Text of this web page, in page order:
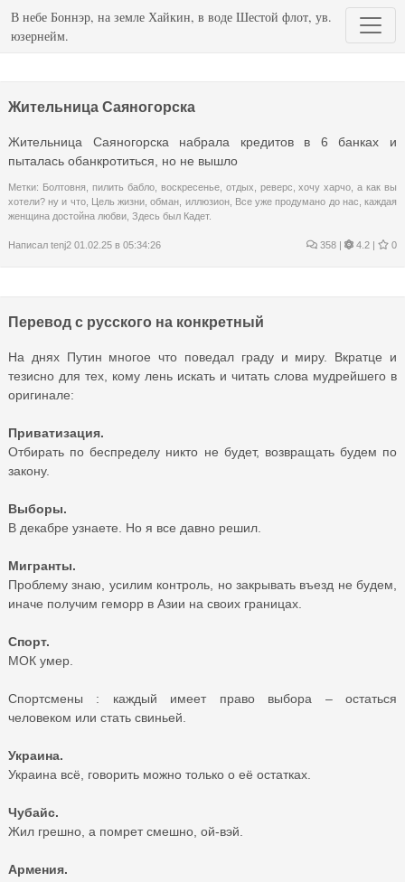
В небе Боннэр, на земле Хайкин, в воде Шестой флот, ув.
юзернейм.
Жительница Саяногорска
Жительница Саяногорска набрала кредитов в 6 банках и
пыталась обанкротиться, но не вышло
Метки: Болтовня пилить бабло, воскресенье, отдых реверс ,хочу харчо ,а как вы
хотели? ну и что, Цель жизни ,обман иллюзион, Все уже продумано до нас ,каждая
женщина достойна любви Здесь был Кадет.
Написал tenj2 01.02.25 в 05:34:26 358 | 4.2 | 0
Перевод с русского на конкретный
На днях Путин многое что поведал граду и миру. Вкратце и
тезисно для тех, кому лень искать и читать слова мудрейшего в
оригинале:
Приватизация.
Отбирать по беспределу никто не будет, возвращать будем по
закону.
Выборы.
В декабре узнаете. Но я все давно решил.
Мигранты.
Проблему знаю, усилим контроль, но закрывать въезд не будем,
иначе получим геморр в Азии на своих границах.
Спорт.
МОК умер.
Спортсмены : каждый имеет право выбора – остаться
человеком или стать свиньей.
Украина.
Украина всё, говорить можно только о её остатках.
Чубайс.
Жил грешно, а помрет смешно, ой-вэй.
Армения.